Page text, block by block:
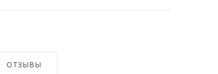
ОТЗЫВЫ